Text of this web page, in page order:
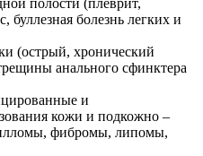
полости (плеврит,
буллезная болезнь легких и
(острый, хронический
анального сфинктера
и
кожи и подкожно –
фибромы, липомы,